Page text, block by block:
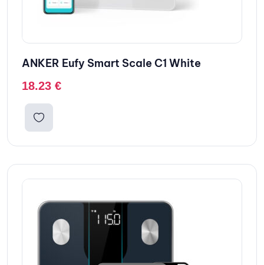
ANKER Eufy Smart Scale C1 White
18.23 €